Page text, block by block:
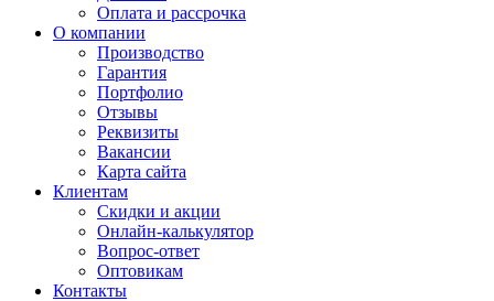
Оплата и рассрочка
О компании
Производство
Гарантия
Портфолио
Отзывы
Реквизиты
Вакансии
Карта сайта
Клиентам
Скидки и акции
Онлайн-калькулятор
Вопрос-ответ
Оптовикам
Контакты